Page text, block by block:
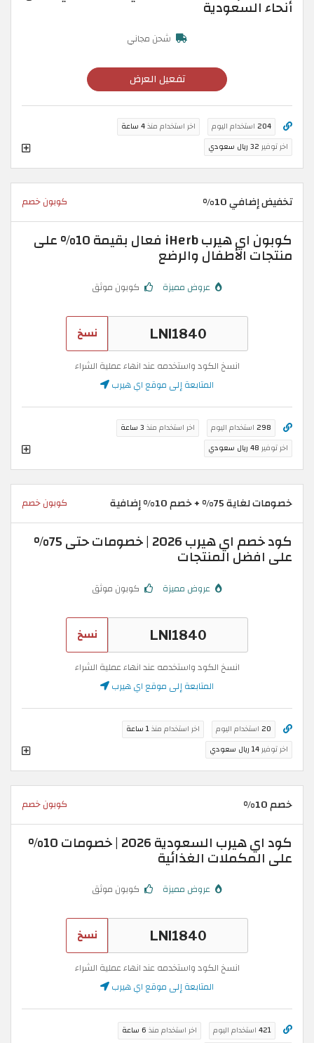
أنحاء السعودية
شحن مجاني
تفعيل العرض
204 استخدام اليوم اخر استخدام منذ4 ساعة
اخر توفير 32 ريال سعودي
تخفيض إضافي 10% كوبون خصم
كوبون اي هيرب iHerb فعال بقيمة 10% على
منتجات الأطفال والرضع
عروض مميزة كوبون موثق
نسخ
انسخ الكود واستخدمه عند انهاء عملية الشراء
المتابعة إلى موقع اي هيرب
298 استخدام اليوم اخر استخدام منذ 3 ساعة
اخر توفير 48 ريال سعودي
خصومات لغاية 75% + خصم 10% إضافية كوبون خصم
كود خصم اي هيرب 2026 | خصومات حتى 75%
على افضل المنتجات
عروض مميزة كوبون موثق
نسخ
انسخ الكود واستخدمه عند انهاء عملية الشراء
المتابعة إلى موقع اي هيرب
20 استخدام اليوم اخر استخدام منذ1 ساعة
اخر توفير14 ريال سعودي
خصم 10% كوبون خصم
كود اي هيرب السعودية 2026 | خصومات 10%
على المكملات الغذائية
عروض مميزة كوبون موثق
نسخ
انسخ الكود واستخدمه عند انهاء عملية الشراء
المتابعة إلى موقع اي هيرب
421 استخدام اليوم اخر استخدام منذ 6 ساعة